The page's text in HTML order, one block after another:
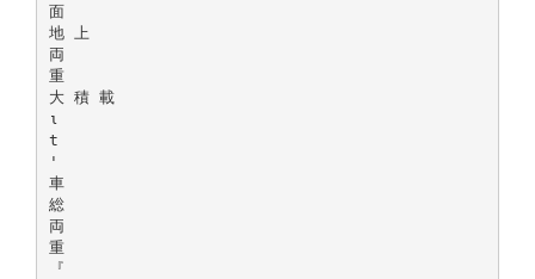
面
地 上
両
重
大 積 載
ι
t
'
車
総
両
重
『